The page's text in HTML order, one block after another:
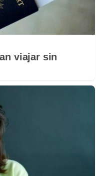
viajar sin